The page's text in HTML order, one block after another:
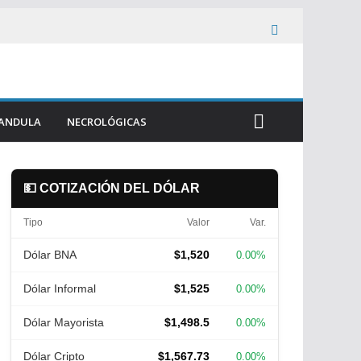
NECROLÓGICAS
💵 COTIZACIÓN DEL DÓLAR
Tipo Valor Var.
Dólar BNA $1,520 0.00%
Dólar Informal $1,525 0.00%
Dólar Mayorista $1,498.5 0.00%
Dólar Cripto $1,567.73 0.00%